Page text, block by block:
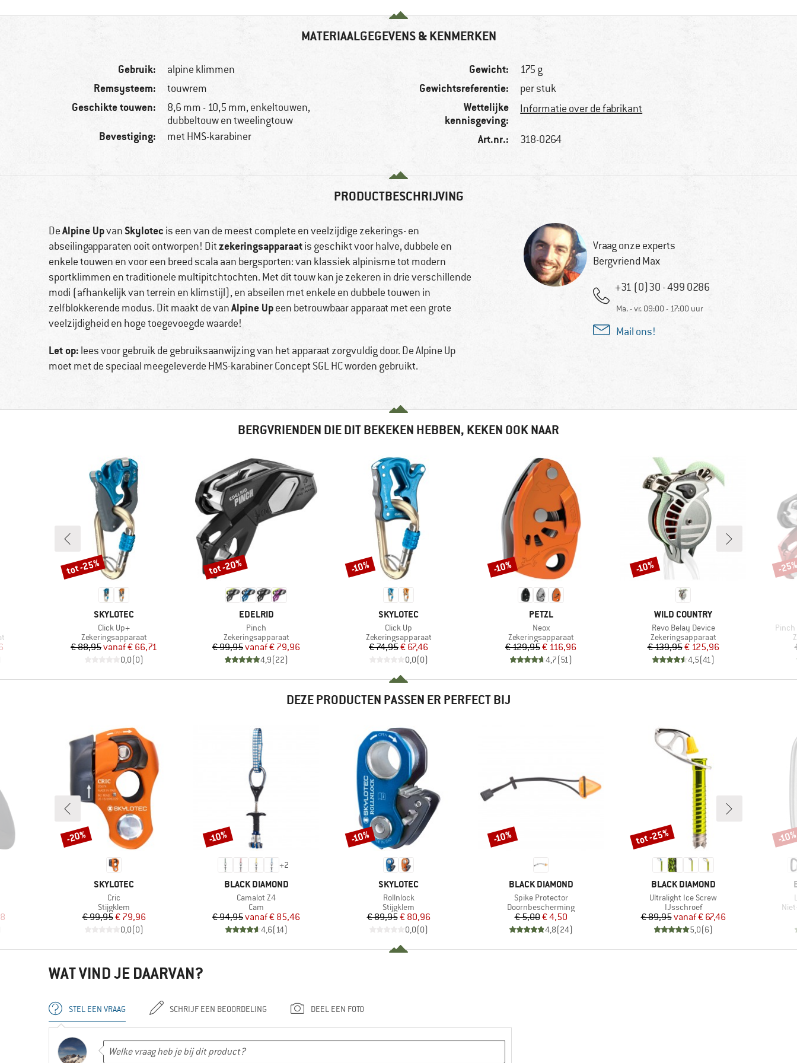
MATERIAALGEGEVENS & KENMERKEN
Gebruik: alpine klimmen
Remsysteem: touwrem
Geschikte touwen:
8,6 mm - 10,5 mm, enkeltouwen,
dubbeltouw en tweelingtouw
Bevestiging: met HMS-karabiner
Gewicht: 175 g
Gewichtsreferentie: per stuk
Wettelijke
kennisgeving:
Informatie over de fabrikant
Art.nr.: 318-0264
PRODUCTBESCHRIJVING
DeAlpine UpvanSkylotec is een van de meest complete en veelzijdige zekerings- en
abseilingapparaten ooit ontworpen! Ditzekeringsapparaatis geschikt voor halve, dubbele en
enkele touwen en voor een breed scala aan bergsporten: van klassiek alpinisme tot modern
sportklimmen en traditionele multipitchtochten. Met dit touw kan je zekeren in drie verschillende
modi (afhankelijk van terrein en klimstijl), en abseilen met enkele en dubbele touwen in
zelfblokkerende modus. Dit maakt de vanAlpine Upeen betrouwbaar apparaat met een grote
veelzijdigheid en hoge toegevoegde waarde!
Let op: lees voor gebruik de gebruiksaanwijzing van het apparaat zorgvuldig door. De Alpine Up
moet met de speciaal meegeleverde HMS-karabiner Concept SGL HC worden gebruikt.
Vraag onze experts
Bergvriend Max
+31 (0)30 - 499 0286
Ma. - vr. 09:00 - 17:00 uur
Mail ons!
BERGVRIENDEN DIE DIT BEKEKEN HEBBEN, KEKEN OOK NAAR
prijs
MERK
SKYLOTEC
Artikel
Click Up+
Productgroep
Zekeringsapparaat
Prijs
€ 88,95 Verlaagde prijs
vanaf€ 66,71
0,0(0)
Korting
tot -25%
MERK
EDELRID
Artikel
Pinch
Productgroep
Zekeringsapparaat
Prijs
€ 99,95 Verlaagde prijs
vanaf€ 79,96
4,9(22)
Korting
tot -20%
MERK
SKYLOTEC
Artikel
Click Up
Productgroep
Zekeringsapparaat
Prijs
€ 74,95Verlaagde prijs
€ 67,46
0,0(0)
Korting
-10%
MERK
PETZL
Artikel
Neox
Productgroep
Zekeringsapparaat
Prijs
€ 129,95Verlaagde prijs
€ 116,96
4,7(51)
Korting
-10%
MERK
WILD COUNTRY
Artikel
Revo Belay Device
Productgroep
Zekeringsapparaat
Prijs
€ 139,95Verlaagde prijs
€ 125,96
4,5(41)
Korting
-10%
Artikel
-
DEZE PRODUCTEN PASSEN ER PERFECT BIJ
prijs
MERK
SKYLOTEC
Artikel
Cric
Productgroep
Stijgklem
Prijs
€ 99,95Verlaagde prijs
€ 79,96
0,0(0)
Korting
-20%
+2
MERK
BLACK DIAMOND
Artikel
Camalot Z4
Productgroep
Cam
Prijs
€ 94,95 Verlaagde prijs
vanaf€ 85,46
4,6(14)
Korting
-10%
MERK
SKYLOTEC
Artikel
Rollnlock
Productgroep
Stijgklem
Prijs
€ 89,95Verlaagde prijs
€ 80,96
0,0(0)
Korting
-10%
MERK
BLACK DIAMOND
Artikel
Spike Protector
Productgroep
Doornbescherming
Prijs
€ 5,00Verlaagde prijs
€ 4,50
4,8(24)
Korting
-10%
MERK
BLACK DIAMOND
Artikel
Ultralight Ice Screw
Productgroep
IJsschroef
Prijs
€ 89,95 Verlaagde prijs
vanaf€ 67,46
5,0(6)
Korting
tot -25% -
WAT VIND JE DAARVAN?
STEL EEN VRAAG SCHRIJF EEN BEOORDELING DEEL EEN FOTO